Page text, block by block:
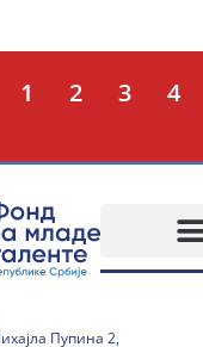
1 2 3 4
Пупина 2,